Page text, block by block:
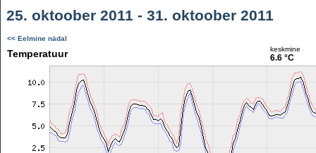
25. oktoober 2011 - 31. oktoober 2011
<< Eelmine nädal
Temperatuur keskmine
6.6 °C